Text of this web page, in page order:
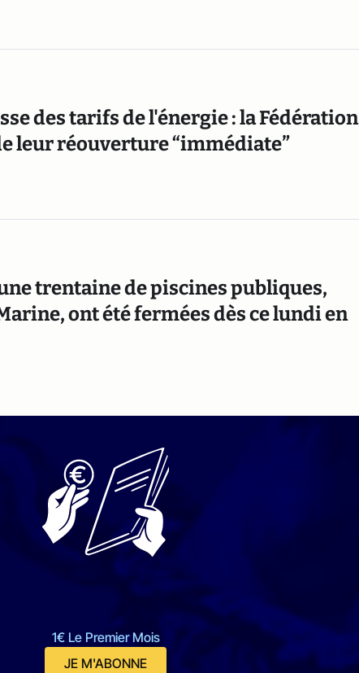
des tarifs de l'énergie : la Fédération
leur réouverture “immédiate”
trentaine de piscines publiques,
ont été fermées dès ce lundi en
1€ Le Premier Mois
JE M'ABONNE